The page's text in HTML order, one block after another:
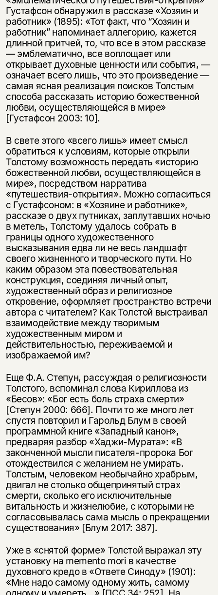
Густафсон обнаружил в рассказе «Хозяин и
работник» (1895): «Тот факт, что “Хозяин и
работник” напоминает аллегорию, кажется
длинной притчей, то, что все в этом рассказе
— эмблематично, все воплощает или
открывает духовные ценности или события, —
означает всего лишь, что это произведение —
самая ясная реализация поисков Толстым
способа рассказать историю божественной
любви, осуществляющейся в мире»
[Густафсон 2003: 10].
В свете этого «всего лишь» имеет смысл
обратиться к условиям, которые открыли
Толстому возможность передать «историю
божественной любви, осуществляющейся в
мире», посредством нарратива
«путешествия-открытия». Можно согласиться
с Густафсоном: в «Хозяине и работнике»,
рассказе о двух путниках, заплутавших ночью
в метель, Толстому удалось собрать в
границы одного художественного
высказывания едва ли не весь ландшафт
своего жизненного и творческого пути. Но
каким образом эта повествовательная
конструкция, соединяя личный опыт,
художественный образ и религиозное
откровение, оформляет пространство встречи
автора с читателем? Как Толстой выстраивал
взаимодействие между творимым
художественным миром и
действительностью, переживаемой и
изображаемой им?
Еще Ф.А. Степун, рассуждая о религиозности
Толстого, вспоминал слова Кириллова из
«Бесов»: «Бог есть боль страха смерти»
[Степун 2000: 666]. Почти то же много лет
спустя повторил и Гарольд Блум в своей
программной книге «Западный канон»,
предваряя разбор «Хаджи-Мурата»: «В
законченной мысли писателя-пророка Бог
отождествился с желанием не умирать.
Толстым, человеком необычайно храбрым,
двигал не столько общепринятый страх
смерти, сколько его исключительные
витальность и жизнелюбие, с которыми не
согласовывалась сама мысль о прекращении
существования» [Блум 2017: 387].
Уже в «снятой форме» Толстой выражал эту
установку на memento mori в качестве
духовного кредо в «Ответе Синоду» (1901):
«Мне надо самому одному жить, самому